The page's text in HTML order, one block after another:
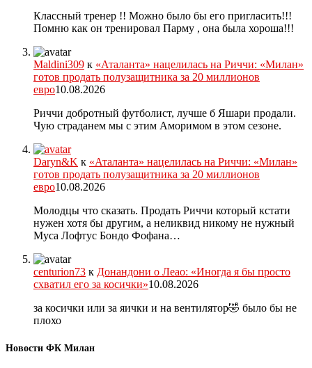
Классный тренер !! Можно было бы его пригласить!!!
Помню как он тренировал Парму , она была хороша!!!
Maldini309 к «Аталанта» нацелилась на Риччи: «Милан»
готов продать полузащитника за 20 миллионов
евро10.08.2026
Риччи добротный футболист, лучше б Яшари продали.
Чую страданем мы с этим Аморимом в этом сезоне.
Daryn&K к «Аталанта» нацелилась на Риччи: «Милан»
готов продать полузащитника за 20 миллионов
евро10.08.2026
Молодцы что сказать. Продать Риччи который кстати
нужен хотя бы другим, а неликвид никому не нужный
Муса Лофтус Бондо Фофана…
centurion73 к Донандони о Леао: «Иногда я бы просто
схватил его за косички»10.08.2026
за косички или за яички и на вентилятор🤣 было бы не
плохо
Новости ФК Милан